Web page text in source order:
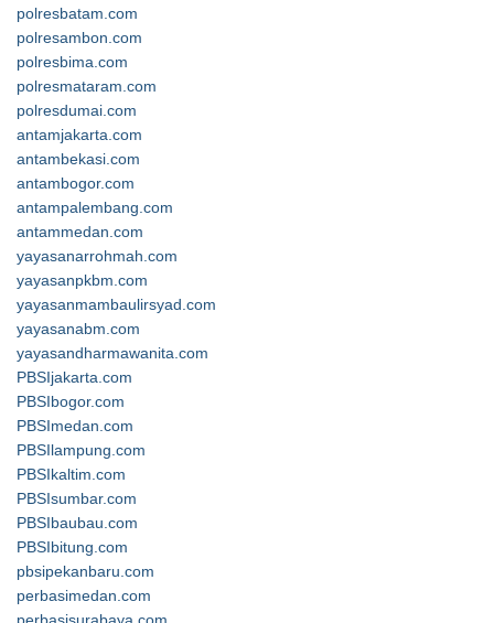
polresbatam.com
polresambon.com
polresbima.com
polresmataram.com
polresdumai.com
antamjakarta.com
antambekasi.com
antambogor.com
antampalembang.com
antammedan.com
yayasanarrohmah.com
yayasanpkbm.com
yayasanmambaulirsyad.com
yayasanabm.com
yayasandharmawanita.com
PBSIjakarta.com
PBSIbogor.com
PBSImedan.com
PBSIlampung.com
PBSIkaltim.com
PBSIsumbar.com
PBSIbaubau.com
PBSIbitung.com
pbsipekanbaru.com
perbasimedan.com